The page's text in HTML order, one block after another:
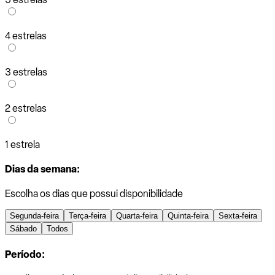
4 estrelas
3 estrelas
2 estrelas
1 estrela
Dias da semana:
Escolha os dias que possui disponibilidade
Segunda-feira Terça-feira Quarta-feira Quinta-feira
Sexta-feira
Sábado
Todos
Período: